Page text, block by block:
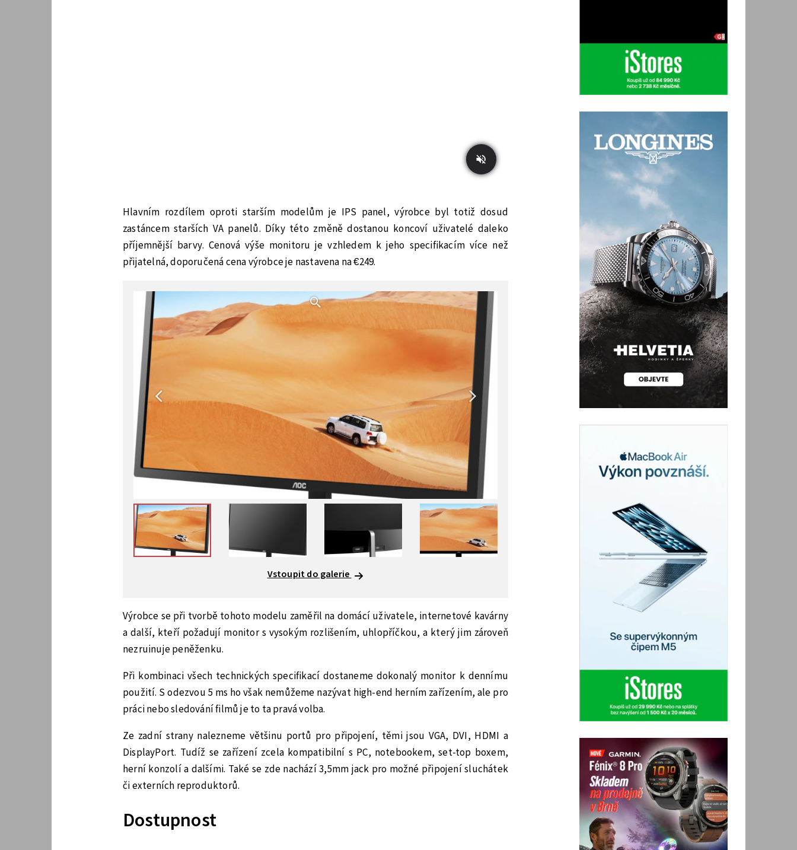
Hlavním rozdílem oproti starším modelům je IPS panel, výrobce byl totiž dosud
zastáncem starších VA panelů. Díky této změně dostanou koncoví uživatelé daleko
příjemnější barvy. Cenová výše monitoru je vzhledem k jeho specifikacím více než
přijatelná, doporučená cena výrobce je nastavena na €249.
Vstoupit do galerie
Výrobce se při tvorbě tohoto modelu zaměřil na domácí uživatele, internetové kavárny
a další, kteří požadují monitor s vysokým rozlišením, uhlopříčkou, a který jim zároveň
nezruinuje peněženku.
Při kombinaci všech technických specifikací dostaneme dokonalý monitor k dennímu
použití. S odezvou 5 ms ho však nemůžeme nazývat high-end herním zařízením, ale pro
práci nebo sledování filmů je to ta pravá volba.
Ze zadní strany nalezneme většinu portů pro připojení, těmi jsou VGA, DVI, HDMI a
DisplayPort. Tudíž se zařízení zcela kompatibilní s PC, notebookem, set-top boxem,
herní konzolí a dalšími. Také se zde nachází 3,5mm jack pro možné připojení sluchátek
či externích reproduktorů.
Dostupnost